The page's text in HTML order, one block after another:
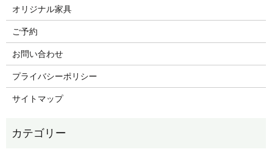
オリジナル家具
ご予約
お問い合わせ
プライバシーポリシー
サイトマップ